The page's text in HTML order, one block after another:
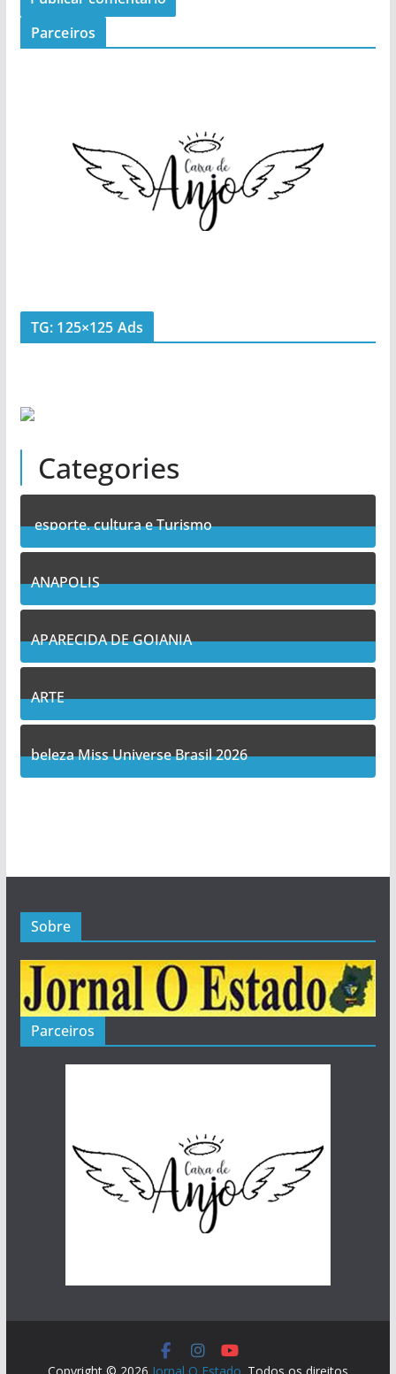
Parceiros
TG: 125×125 Ads
Categories
esporte, cultura e Turismo
7Posts
ANAPOLIS
11Posts
APARECIDA DE GOIANIA
14Posts
ARTE
5Posts
beleza Miss Universe Brasil 2026
Sobre
Parceiros